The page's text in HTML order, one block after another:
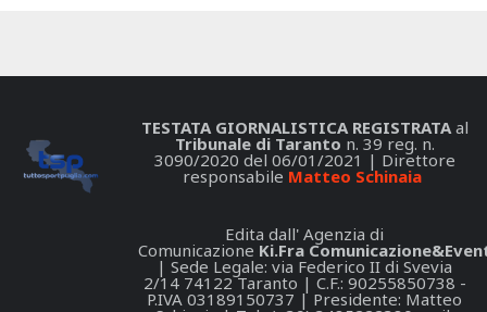
TESTATA GIORNALISTICA REGISTRATAal
Tribunale di Taranto n. 39 reg. n.
3090/2020 del 06/01/2021 | Direttore
responsabile Matteo Schinaia
Edita dall' Agenzia di
Comunicazione Ki.Fra
| Sede Legale: via Federico II di Svevia
2/14 74122 Taranto | C.F.: 90255850738 -
P.IVA 03189150737 | Presidente: Matteo